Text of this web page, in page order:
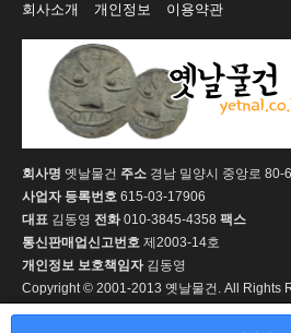
회사소개 개인정보 이용약관
회사명 옛날물건 주소 경남 밀양시 중앙로 80-
사업자 등록번호 615-03-17906
대표 김동영 전화010-3845-4358 팩스
통신판매업신고번호 제2003-14호
개인정보 보호책임자김동영
Copyright © 2001-2013 옛날물건. All Rights